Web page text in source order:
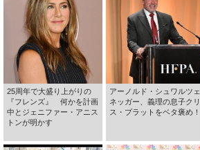
25周年で大盛り上がりの
『フレンズ』 何かを計画
中とジェニファー・アニス
トンが明かす
アーノルド・シュワルツェ
ネッガー、義理の息子クリ
ス・プラットをベタ褒め！